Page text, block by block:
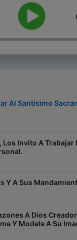
Al Santísimo
Invito A Trabajar
Y A Sus
A Dios
Y Modele A Su